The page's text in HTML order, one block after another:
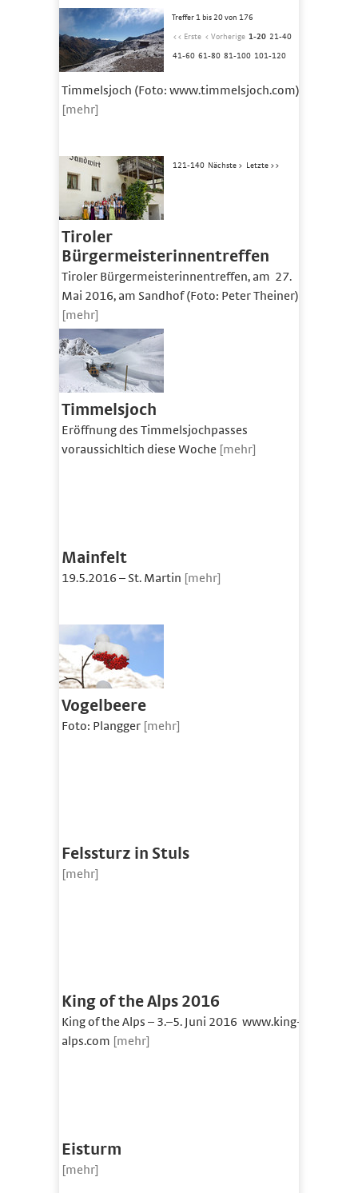
Timmelsjoch (Foto: www.timmelsjoch.com)
[mehr]
Tiroler
Bürgermeisterinnentreffen
Tiroler Bürgermeisterinnentreffen, am 27.
Mai 2016, am Sandhof (Foto: Peter Theiner)
[mehr]
Timmelsjoch
Eröffnung des Timmelsjochpasses
voraussichltich diese Woche [mehr]
Mainfelt
19.5.2016 – St. Martin [mehr]
Vogelbeere
Foto: Plangger [mehr]
Felssturz in Stuls
[mehr]
King of the Alps 2016
King of the Alps – 3.–5. Juni 2016 www.king-
alps.com [mehr]
Eisturm
[mehr]
Treffer 1 bis 20 von 176
<< Erste < Vorherige 1-20 21-40
41-60 61-80 81-100 101-120
121-140 Nächste > Letzte >>